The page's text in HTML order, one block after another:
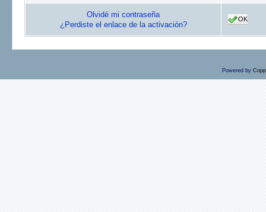
Olvidé mi contraseña
¿Perdiste el enlace de la activación?
OK
Powered by